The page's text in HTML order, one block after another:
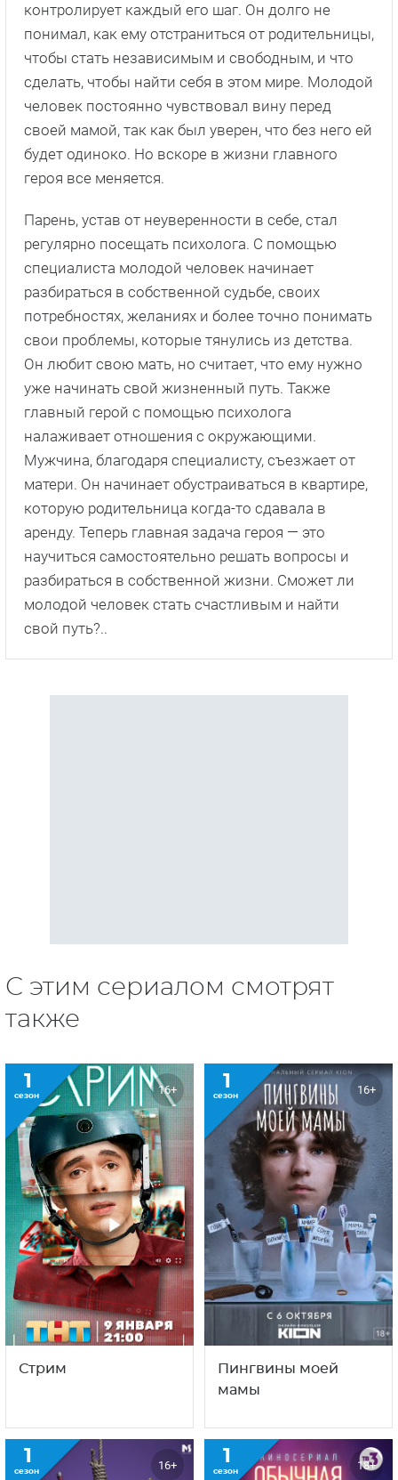
контролирует каждый его шаг. Он долго не
понимал, как ему отстраниться от родительницы,
чтобы стать независимым и свободным, и что
сделать, чтобы найти себя в этом мире. Молодой
человек постоянно чувствовал вину перед
своей мамой, так как был уверен, что без него ей
будет одиноко. Но вскоре в жизни главного
героя все меняется.
Парень, устав от неуверенности в себе, стал
регулярно посещать психолога. С помощью
специалиста молодой человек начинает
разбираться в собственной судьбе, своих
потребностях, желаниях и более точно понимать
свои проблемы, которые тянулись из детства.
Он любит свою мать, но считает, что ему нужно
уже начинать свой жизненный путь. Также
главный герой с помощью психолога
налаживает отношения с окружающими.
Мужчина, благодаря специалисту, съезжает от
матери. Он начинает обустраиваться в квартире,
которую родительница когда-то сдавала в
аренду. Теперь главная задача героя — это
научиться самостоятельно решать вопросы и
разбираться в собственной жизни. Сможет ли
молодой человек стать счастливым и найти
свой путь?..
С этим сериалом смотрят
также
1
сезон 16+
Стрим
1
сезон 16+
Пингвины моей
мамы
1
сезон 16+ 1
сезон 18+